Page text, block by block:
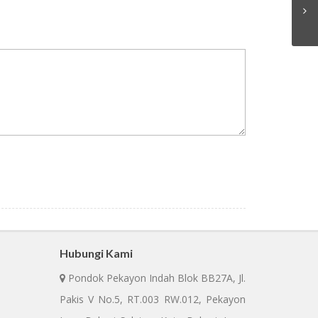
Hubungi Kami
Pondok Pekayon Indah Blok BB27A, Jl.
Pakis V No.5, RT.003 RW.012, Pekayon